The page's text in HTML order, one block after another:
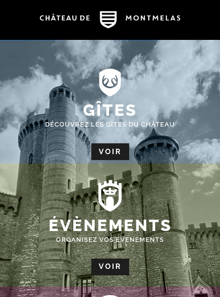
GÎTES
DÉCOUVREZ LES GÎTES DU CHÂTEAU
VOIR
ÉVÈNEMENTS
ORGANISEZ VOS EVENEMENTS
VOIR